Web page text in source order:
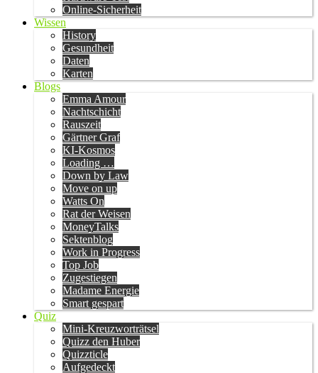
Online-Sicherheit
Wissen
History
Gesundheit
Daten
Karten
Blogs
Emma Amour
Nachtschicht
Rauszeit
Gärtner Graf
KI-Kosmos
Loading …
Down by Law
Move on up
Watts On
Rat der Weisen
MoneyTalks
Sektenblog
Work in Progress
Top Job
Zugestiegen
Madame Energie
Smart gespart
Quiz
Mini-Kreuzworträtsel
Quizz den Huber
Quizzticle
Aufgedeckt